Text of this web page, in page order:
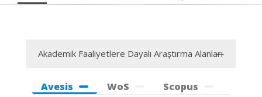
Akademik Faaliyetlere Dayalı Araştırma Alanları
Avesis WoS Scopus